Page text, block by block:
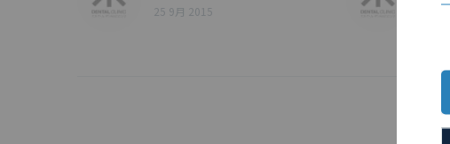
25 9月 2015
03